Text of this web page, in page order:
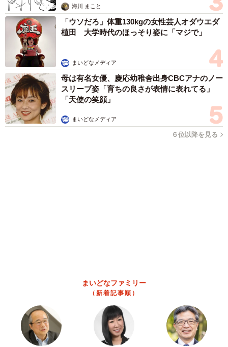
このトイレ、男性用と女性用どっち！？「おしゃれ」で「格好
いい」デザインが生む笑えない悲喜劇 本当に大事なのは目立
2026.08.09
業績悪化で退職勧奨を受けた30代会社員 会社
都合退職ならば失業手当を早く受け取れるが…
再就職の活動で不利になりませんか？【キャリ
アカウンセラーが解説】